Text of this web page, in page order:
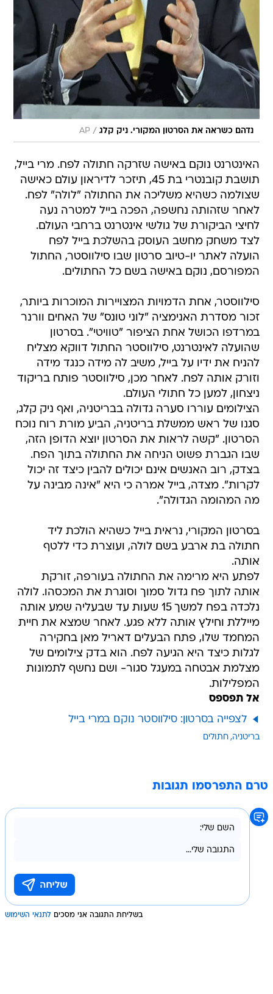
נדהם כשראה את הסרטון המקורי. ניק קלג /
AP
האינטרנט נוקם באישה שזרקה חתולה לפח. מרי בייל,
תושבת קובנטרי בת 45, תיזכר לדיראון עולם כאישה
שצולמה כשהיא משליכה את החתולה "לולה" לפח.
לאחר שזהותה נחשפה, הפכה בייל למטרה נעה
לחיצי הביקורת של גולשי אינטרנט ברחבי העולם.
לצד משחק מחשב העוסק בהשלכת בייל לפח 
הועלה לאתר יו-טיוב סרטון שבו סילווסטר, החתול
המפורסם, נוקם באישה בשם כל החתולים.
סילווסטר, אחת הדמויות המצויירות המוכרות ביותר,
זכור מסדרת האנימציה "לוני טונס" של האחים וורנר
במרדפו הכושל אחת הציפור "טוויטי". בסרטון
שהועלה לאינטרנט, סילווסטר החתול דווקא מצליח
להניח את ידיו על בייל, משיב לה מידה כנגד מידה 
וזורק אותה לפח. לאחר מכן, סילווסטר פותח בריקוד
ניצחון, למען כל חתולי העולם.
הצילומים עוררו סערה גדולה בבריטניה, ואף ניק קלג,
סגנו של ראש ממשלת בריטניה, הביע מורת רוח נוכח
הסרטון. "קשה לראות את הסרטון יוצא הדופן הזה,
שבו הגברת פשוט הניחה את החתולה בתוך הפח.
בצדק, רוב האנשים אינם יכולים להבין כיצד זה יכול
לקרות". מצדה, בייל אמרה כי היא "אינה מבינה על
מה המהומה הגדולה".
בסרטון המקורי, נראית בייל כשהיא הולכת ליד
חתולה בת ארבע בשם לולה, ועוצרת כדי ללטף
אותה.
לפתע היא מרימה את החתולה בעורפה, זורקת
אותה לתוך פח גדול סמוך וסוגרת את המכסהו. לולה
נלכדה בפח למשך 15 שעות עד שבעליה שמע אותה
מייללת וחילץ אותה ללא פגע. לאחר שמצא את חיית
המחמד שלו, פתח הבעלים דאריל מאן בחקירה
לגלות כיצד היא הגיעה לפח. הוא בדק צילומים של
מצלמת אבטחה במעגל סגור- ושם נחשף לתמונות
המפלילות.
אל תפספס
לצפייה בסרטון: סילווסטר נוקם במרי בייל
בריטניה חתולים
טרם התפרסמו תגובות
בשליחת התגובה אני מסכים לתנאי השימוש